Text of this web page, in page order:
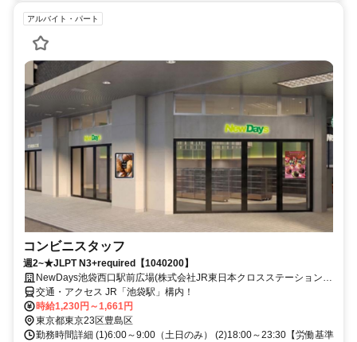
アルバイト・パート
コンビニスタッフ
週2~★JLPT N3+required【1040200】
NewDays池袋西口駅前広場(株式会社JR東日本クロスステーション)
【1040200】
交通・アクセス JR「池袋駅」構内！
時給1,230円～1,661円
東京都東京23区豊島区
勤務時間詳細 (1)6:00～9:00（土日のみ） (2)18:00～23:30【労働基準